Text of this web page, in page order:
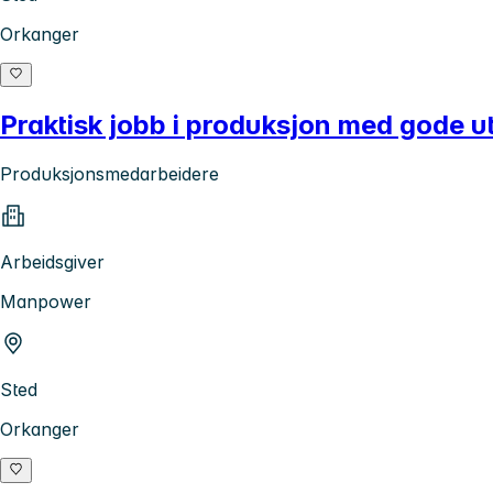
Orkanger
Praktisk jobb i produksjon med gode
Produksjonsmedarbeidere
Arbeidsgiver
Manpower
Sted
Orkanger